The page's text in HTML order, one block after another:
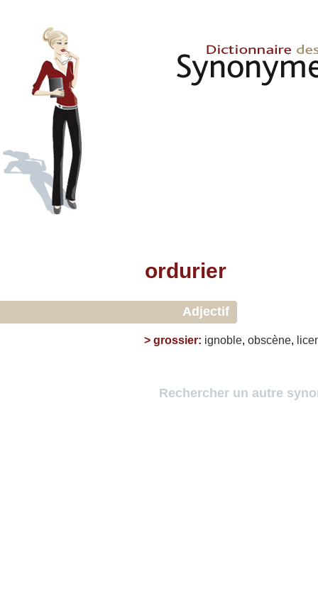
ordurier
Adjectif
> grossier: ignoble, obscène,
Rechercher un autre